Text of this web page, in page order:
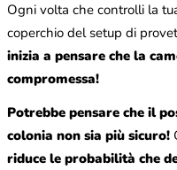
Ogni volta che controlli la
coperchio del setup di
inizia a pensare che la
compromessa!
Potrebbe pensare che il
colonia non sia più sicuro!
riduce le probabilità che